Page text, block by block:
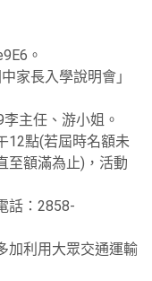
。
家長入學說明會」
主任、游小姐。
12點(若屆時名額未
至額滿為止)，活動
話：2858-
加利用大眾交通運輸